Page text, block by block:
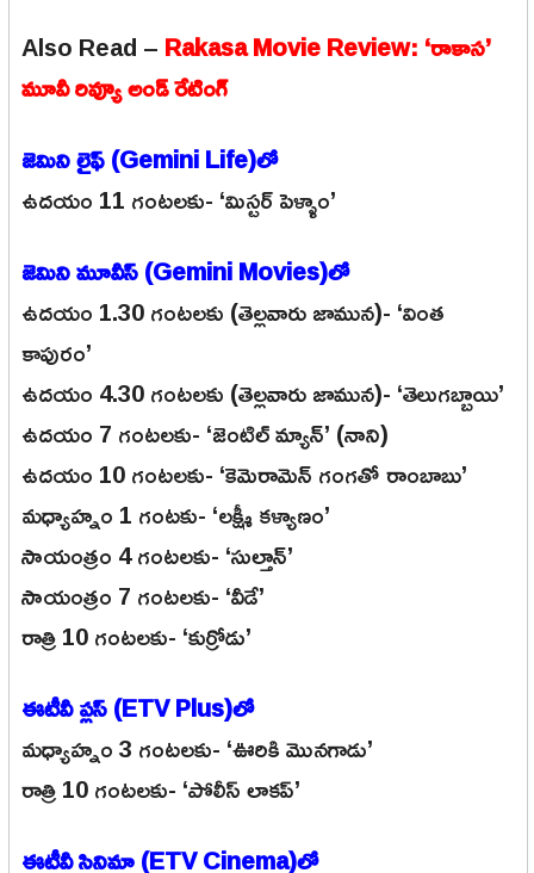
Also Read –Rakasa Movie Review: ‘రాకాస’
మూవీ రివ్యూ అండ్ రేటింగ్
జెమిని లైఫ్ (Gemini Life)లో
ఉదయం 11 గంటలకు- ‘మిస్టర్ పెళ్ళాం’
జెమిని మూవీస్ (Gemini Movies)లో
ఉదయం 1.30 గంటలకు (తెల్లవారు జామున)- ‘వింత
కాపురం’
ఉదయం 4.30 గంటలకు (తెల్లవారు జామున)- ‘తెలుగబ్బాయి’
ఉదయం 7 గంటలకు- ‘జెంటిల్ మ్యాన్’ (నాని)
ఉదయం 10 గంటలకు- ‘కెమెరామెన్ గంగతో రాంబాబు’
మధ్యాహ్నం 1 గంటకు- ‘లక్ష్మీ కళ్యాణం’
సాయంత్రం 4 గంటలకు- ‘సుల్తాన్’
సాయంత్రం 7 గంటలకు- ‘వీడే’
రాత్రి 10 గంటలకు- ‘కుర్రోడు’
ఈటీవీ ప్లస్ (ETV Plus)లో
మధ్యాహ్నం 3 గంటలకు- ‘ఊరికి మొనగాడు’
రాత్రి 10 గంటలకు- ‘పోలీస్ లాకప్’
ఈటీవీ సినిమా (ETV Cinema)లో